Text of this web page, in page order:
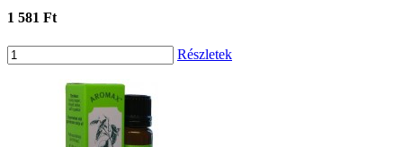
1 581 Ft
Részletek